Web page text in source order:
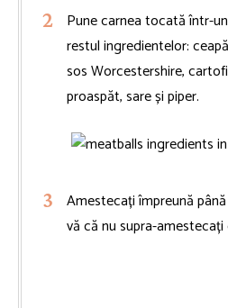
Pune carnea tocată într-
restul ingredientelor:
sos Worcestershire,
proaspăt, sare și piper.
Amestecați împreună
vă că nu supra-